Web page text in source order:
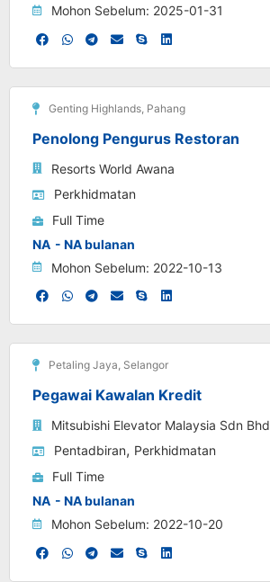
Mohon Sebelum: 2025-01-31
Genting Highlands Pahang
Penolong Pengurus Restoran
Resorts World Awana
Perkhidmatan
Full Time
NA - NA bulanan
Mohon Sebelum: 2022-10-13
Petaling Jaya, Selangor
Pegawai Kawalan Kredit
Mitsubishi Elevator Malaysia Sdn Bhd
Pentadbiran, Perkhidmatan
Full Time
NA - NA bulanan
Mohon Sebelum: 2022-10-20